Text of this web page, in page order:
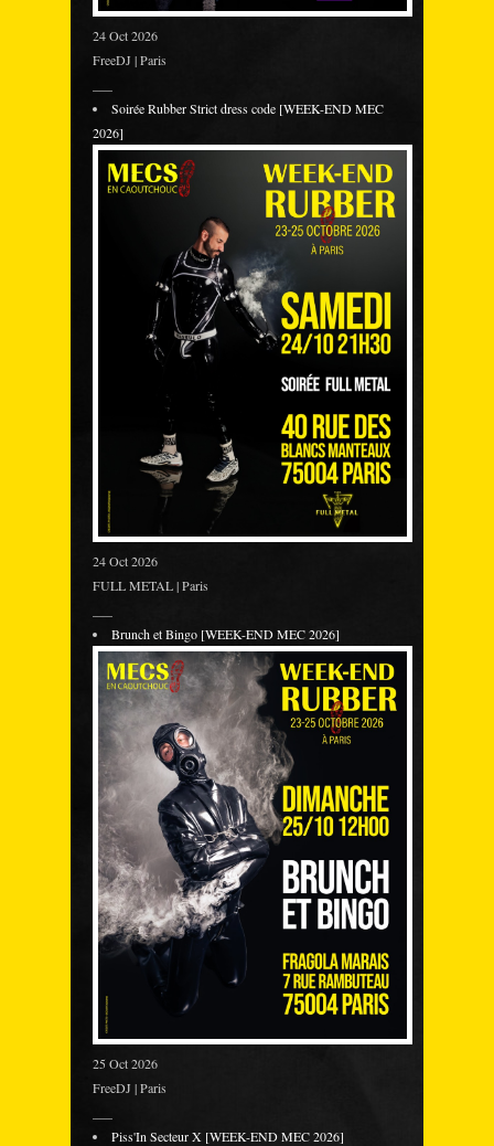
24 Oct 2026
FreeDJ | Paris
Soirée Rubber Strict dress code [WEEK-END MEC
2026]
24 Oct 2026
FULL METAL | Paris
Brunch et Bingo [WEEK-END MEC 2026]
25 Oct 2026
FreeDJ | Paris
Piss'In Secteur X [WEEK-END MEC 2026]